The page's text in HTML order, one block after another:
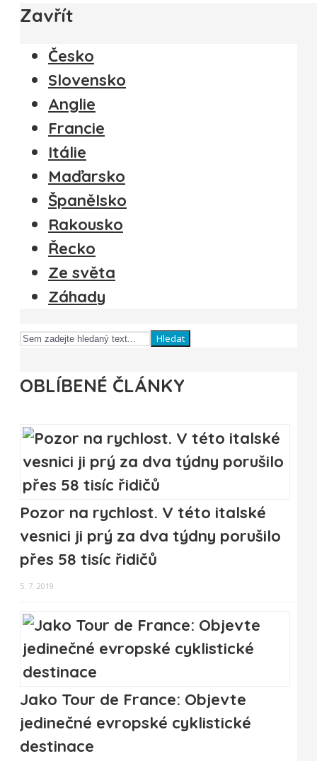
Zavřít
Česko
Slovensko
Anglie
Francie
Itálie
Maďarsko
Španělsko
Rakousko
Řecko
Ze světa
Záhady
Hledat
OBLÍBENÉ ČLÁNKY
Pozor na rychlost. V této italské
vesnici ji prý za dva týdny porušilo
přes 58 tisíc řidičů
5. 7. 2019
Jako Tour de France: Objevte
jedinečné evropské cyklistické
destinace